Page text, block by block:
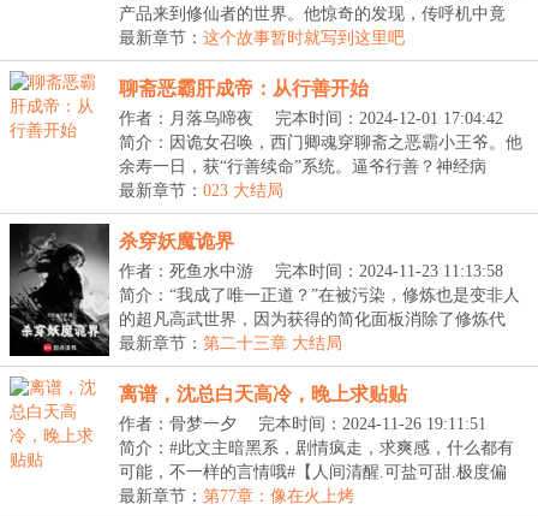
产品来到修仙者的世界。他惊奇的发现，传呼机中竟
然...
最新章节： 这个故事暂时就写到这里吧
聊斋恶霸肝成帝：从行善开始
作者：月落乌啼夜
完本时间：2024-12-01 17:04:42
简介：因诡女召唤，西门卿魂穿聊斋之恶霸小王爷。他
余寿一日，获“行善续命”系统。逼爷行善？神经病
吗？...
最新章节： 023 大结局
杀穿妖魔诡界
作者：死鱼水中游
完本时间：2024-11-23 11:13:58
简介：“我成了唯一正道？”在被污染，修炼也是变非人
的超凡高武世界，因为获得的简化面板消除了修炼代
价...
最新章节： 第二十三章 大结局
离谱，沈总白天高冷，晚上求贴贴
作者：骨梦一夕
完本时间：2024-11-26 19:11:51
简介：#此文主暗黑系，剧情疯走，求爽感，什么都有
可能，不一样的言情哦#【人间清醒.可盐可甜.极度偏
执....
最新章节： 第77章：像在火上烤